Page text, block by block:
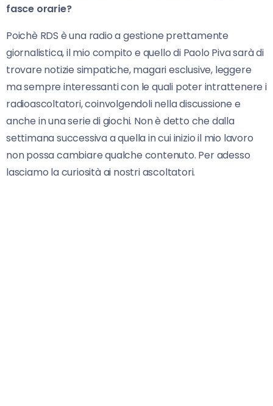
fasce orarie?
Poichè RDS è una radio a gestione prettamente
giornalistica, il mio compito e quello di Paolo Piva sarà di
trovare notizie simpatiche, magari esclusive, leggere
ma sempre interessanti con le quali poter intrattenere i
radioascoltatori, coinvolgendoli nella discussione e
anche in una serie di giochi. Non è detto che dalla
settimana successiva a quella in cui inizio il mio lavoro
non possa cambiare qualche contenuto. Per adesso
lasciamo la curiosità ai nostri ascoltatori.